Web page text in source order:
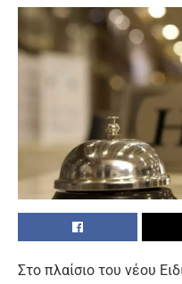
Στο πλαίσιο του νέου